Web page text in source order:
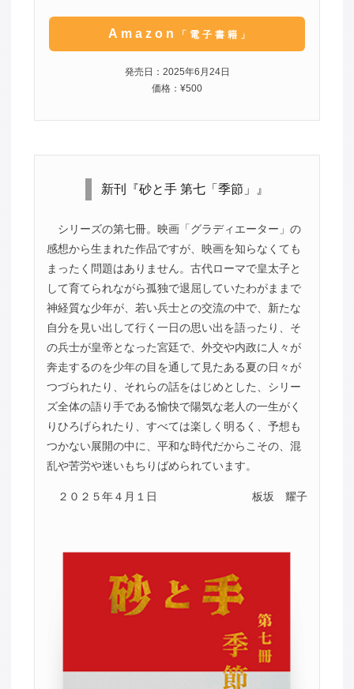
Amazon 「電子書籍」
発売日：2025年6月24日
価格：¥500
新刊『砂と手 第七「季節」』
シリーズの第七冊。映画「グラディエーター」の
感想から生まれた作品ですが、映画を知らなくても
まったく問題はありません。古代ローマで皇太子と
して育てられながら孤独で退屈していたわがままで
神経質な少年が、若い兵士との交流の中で、新たな
自分を見い出して行く一日の思い出を語ったり、そ
の兵士が皇帝となった宮廷で、外交や内政に人々が
奔走するのを少年の目を通して見たある夏の日々が
つづられたり、それらの話をはじめとした、シリー
ズ全体の語り手である愉快で陽気な老人の一生がく
りひろげられたり、すべては楽しく明るく、予想も
つかない展開の中に、平和な時代だからこその、混
乱や苦労や迷いもちりばめられています。
２０２５年４月１日 板坂 耀子